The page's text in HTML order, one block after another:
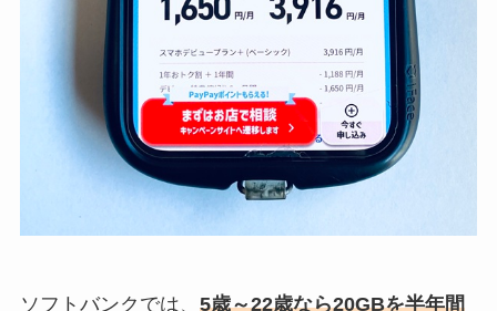
ソフトバンクでは、 5歳～22歳なら20GBを半年間